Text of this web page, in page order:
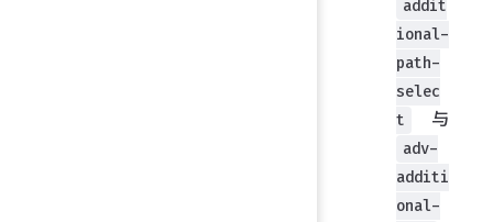
addit
ional-
path-
selec
t
与
adv-
additi
onal-